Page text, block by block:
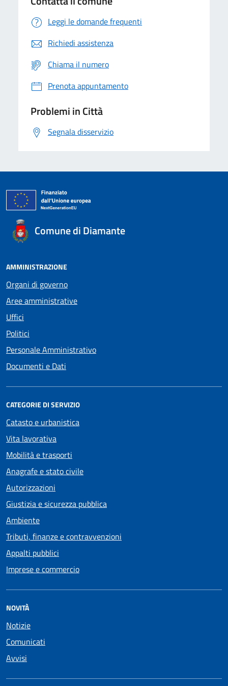
Leggi le domande frequenti
Richiedi assistenza
Chiama il numero
Prenota appuntamento
Problemi in Città
Segnala disservizio
Comune di Diamante
AMMINISTRAZIONE
Organi di governo
Aree amministrative
Uffici
Politici
Personale Amministrativo
Documenti e Dati
CATEGORIE DI SERVIZIO
Catasto e urbanistica
Vita lavorativa
Mobilità e trasporti
Anagrafe e stato civile
Autorizzazioni
Giustizia e sicurezza pubblica
Ambiente
Tributi, finanze e contravvenzioni
Appalti pubblici
Imprese e commercio
NOVITÀ
Notizie
Comunicati
Avvisi